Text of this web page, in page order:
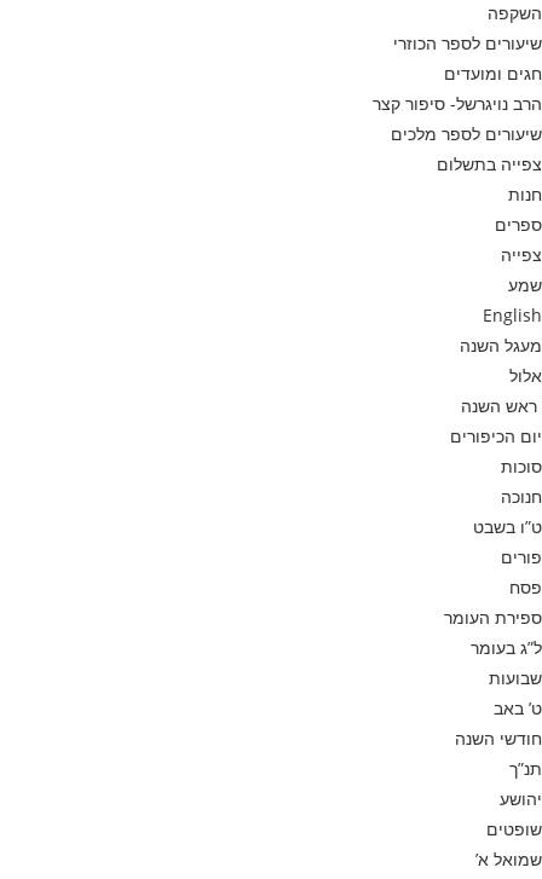
השקפה
שיעורים לספר הכוזרי
חגים ומועדים
הרב נויגרשל- סיפור קצר
שיעורים לספר מלכים
צפייה בתשלום
חנות
ספרים
צפייה
שמע
English
מעגל השנה
אלול
ראש השנה
יום הכיפורים
סוכות
חנוכה
ט”ו בשבט
פורים
פסח
ספירת העומר
ל”ג בעומר
שבועות
ט’ באב
חודשי השנה
תנ”ך
יהושע
שופטים
שמואל א’